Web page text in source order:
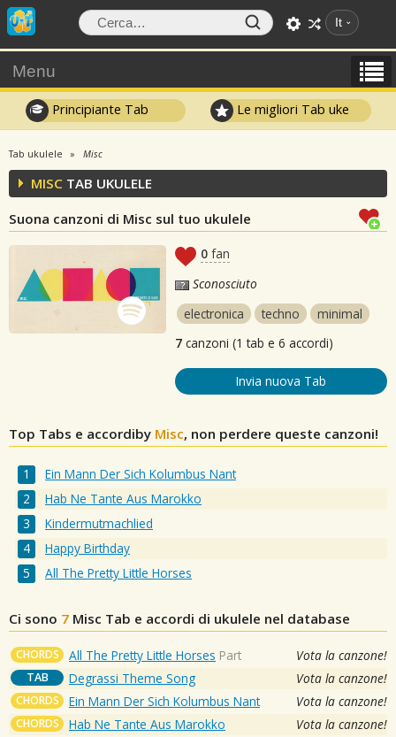
It
Menu
Principiante Tab Le migliori Tab uke
Tab ukulele Misc
MISC TAB UKULELE
Suona canzoni di Misc sul tuo ukulele
0 fan
Sconosciuto
electronica
techno
minimal
7 canzoni (1 tab e 6 accordi)
Invia nuova Tab
Top Tabs e accordiby Misc, non perdere queste canzoni!
Ein Mann Der Sich Kolumbus Nant
Hab Ne Tante Aus Marokko
Kindermutmachlied
Happy Birthday
All The Pretty Little Horses
Ci sono 7 Misc Tab e accordi di ukulele nel database
CHORDS All The Pretty Little Horses Part Vota la canzone!
TAB Degrassi Theme Song Vota la canzone!
CHORDS Ein Mann Der Sich Kolumbus Nant Vota la canzone!
CHORDS Hab Ne Tante Aus Marokko Vota la canzone!